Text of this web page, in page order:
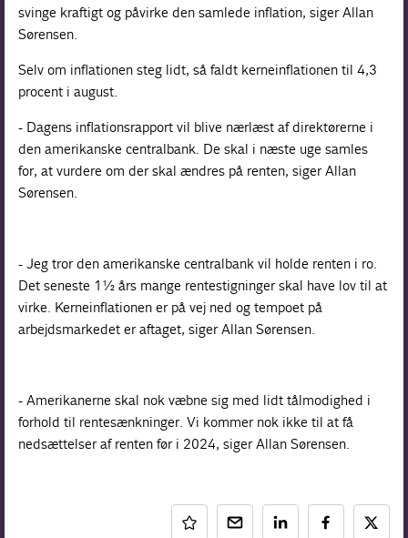
svinge kraftigt og påvirke den samlede inflation, siger Allan
Sørensen.
Selv om inflationen steg lidt, så faldt kerneinflationen til 4,3
procent i august.
- Dagens inflationsrapport vil blive nærlæst af direktørerne i
den amerikanske centralbank. De skal i næste uge samles
for, at vurdere om der skal ændres på renten, siger Allan
Sørensen.
- Jeg tror den amerikanske centralbank vil holde renten i ro.
Det seneste 1½ års mange rentestigninger skal have lov til at
virke. Kerneinflationen er på vej ned og tempoet på
arbejdsmarkedet er aftaget, siger Allan Sørensen.
- Amerikanerne skal nok væbne sig med lidt tålmodighed i
forhold til rentesænkninger. Vi kommer nok ikke til at få
nedsættelser af renten før i 2024, siger Allan Sørensen.